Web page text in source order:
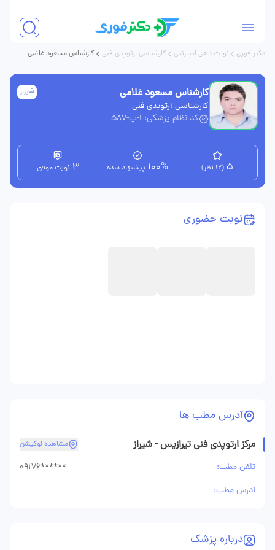
دکتر فوری نوبت دهی اینترنتی کارشناسی ارتوپدی فنی کارشناس مسعود غلامی
کارشناس مسعود غلامی
کارشناسی ارتوپدی فنی
کد نظام پزشکی: ا-پ-587
شیراز
5 (12 نظر) 100% پیشنهاد شده 3 نوبت موفق
درباره پزشک
آدرس مطب ها
مرکز ارتوپدی فنی تیرازیس - شیراز مشاهده لوکیشن
تلفن مطب:
09176******
آدرس مطب:
نوبت حضوری